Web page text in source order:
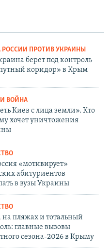
РОССИИ ПРОТИВ УКРАИНЫ
берет под контроль
коридор» в Крым
ВОЙНА
Киев с лица земли». Кто
хочет уничтожения
«мотивирует»
абитуриентов
в вузы Украины
на пляжах и тотальный
главные вызовы
сезона-2026 в Крыму